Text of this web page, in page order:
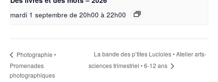
mardi 1 septembre de 20h00 à 22h00
Photographie •
Promenades
photographiques
La bande des p’tites Lucioles • Atelier arts-
sciences trimestriel • 6-12 ans